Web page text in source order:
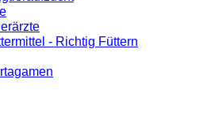
- Richtig Füttern